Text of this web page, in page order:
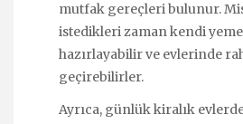
mutfak gereçleri bulunur.
istedikleri zaman kendi
hazırlayabilir ve evlerinde
geçirebilirler.
Ayrıca, günlük kiralık